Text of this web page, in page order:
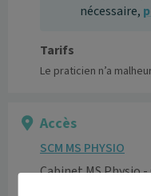
nécessaire,
Tarifs
Le praticien n’a
Accès
SCM MS PHYSIO
Cabinet MS Physio